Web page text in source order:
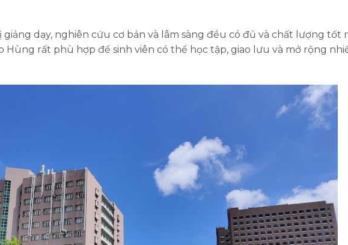
dạy, nghiên cứu cơ bản và lâm sàng đều có đủ và chất lượng tốt
Hùng rất phù hợp để sinh viên có thể học tập, giao lưu và mở rộng